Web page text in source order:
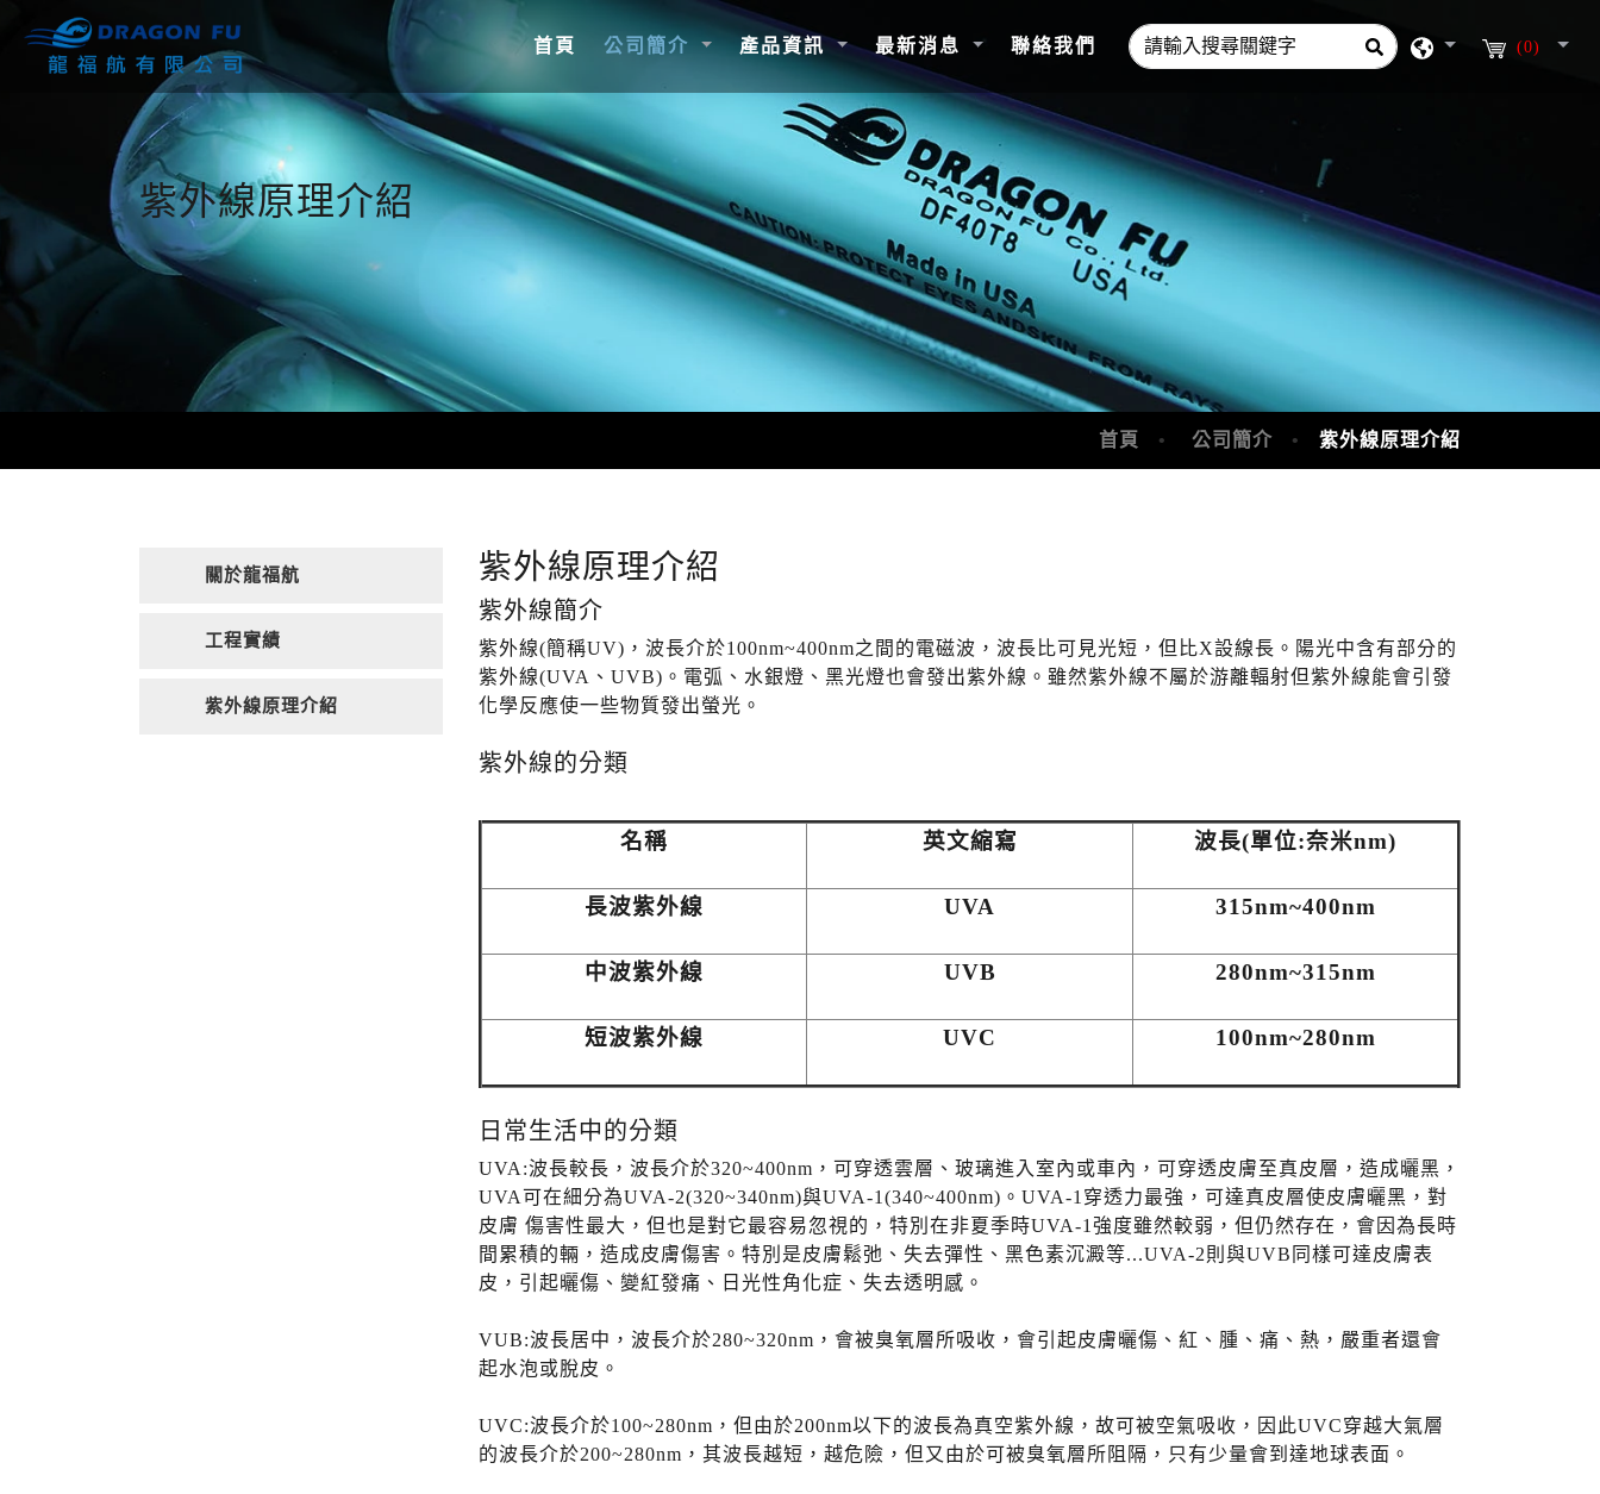
首頁 (current)
公司簡介 產品資訊 最新消息 聯絡我們 (0)
紫外線原理介紹
首頁 公司簡介 紫外線原理介紹
關於龍福航
工程實績
紫外線原理介紹
紫外線原理介紹
紫外線簡介
紫外線(簡稱UV)，波長介於100nm~400nm之間的電磁波，波長比可見光短，但比X設線長。陽光中含有部分的
紫外線(UVA、UVB)。電弧、水銀燈、黑光燈也會發出紫外線。雖然紫外線不屬於游離輻射但紫外線能會引發
化學反應使一些物質發出螢光。
紫外線的分類
名稱 英文縮寫 波長(單位:奈米nm)
長波紫外線 UVA 315nm~400nm
中波紫外線 UVB 280nm~315nm
短波紫外線 UVC 100nm~280nm
日常生活中的分類
UVA:波長較長，波長介於320~400nm，可穿透雲層、玻璃進入室內或車內，可穿透皮膚至真皮層，造成曬黑，
UVA可在細分為UVA-2(320~340nm)與UVA-1(340~400nm)。UVA-1穿透力最強，可達真皮層使皮膚曬黑，對
皮膚 傷害性最大，但也是對它最容易忽視的，特別在非夏季時UVA-1強度雖然較弱，但仍然存在，會因為長時
間累積的輛，造成皮膚傷害。特別是皮膚鬆弛、失去彈性、黑色素沉澱等...UVA-2則與UVB同樣可達皮膚表
皮，引起曬傷、變紅發痛、日光性角化症、失去透明感。
VUB:波長居中，波長介於280~320nm，會被臭氧層所吸收，會引起皮膚曬傷、紅、腫、痛、熱，嚴重者還會
起水泡或脫皮。
UVC:波長介於100~280nm，但由於200nm以下的波長為真空紫外線，故可被空氣吸收，因此UVC穿越大氣層
的波長介於200~280nm，其波長越短，越危險，但又由於可被臭氧層所阻隔，只有少量會到達地球表面。